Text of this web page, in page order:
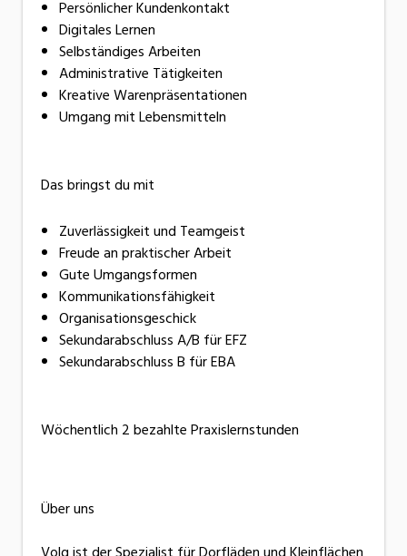
Persönlicher Kundenkontakt
Digitales Lernen
Selbständiges Arbeiten
Administrative Tätigkeiten
Kreative Warenpräsentationen
Umgang mit Lebensmitteln
Das bringst du mit
Zuverlässigkeit und Teamgeist
Freude an praktischer Arbeit
Gute Umgangsformen
Kommunikationsfähigkeit
Organisationsgeschick
Sekundarabschluss A/B für EFZ
Sekundarabschluss B für EBA
Wöchentlich 2 bezahlte Praxislernstunden
Über uns